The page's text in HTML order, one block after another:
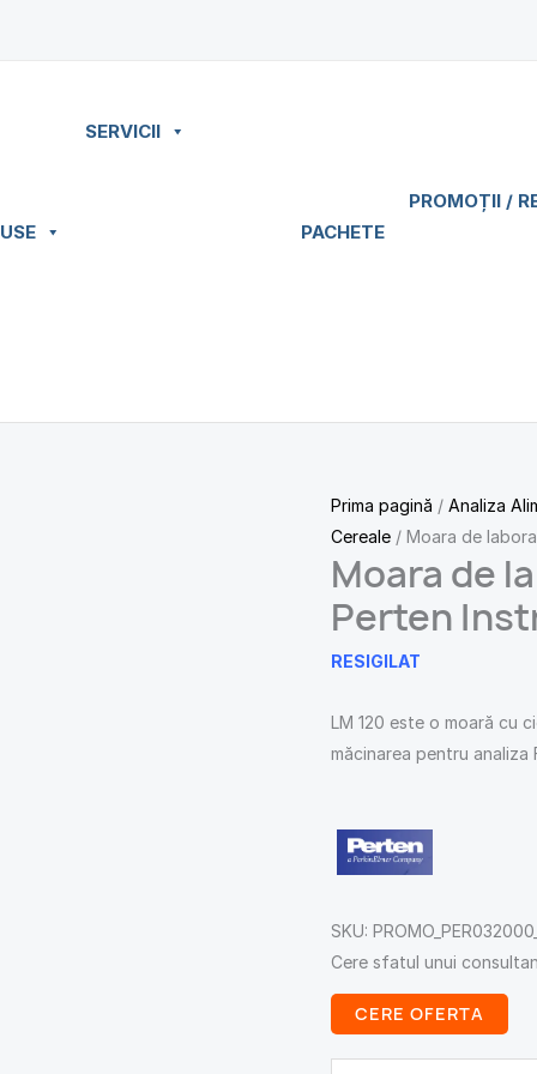
SERVICII
PACHETE
PROMOȚII /
Prima pagină /Analiza
Cereale / Moara de
Moara de
Perten
RESIGILAT
LM 120 este o moară cu
măcinarea pentru analiza
SKU:
Cere sfatul unui
CERE OFERTA